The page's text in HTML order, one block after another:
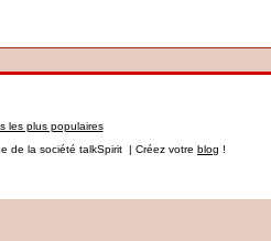
les plus populaires
de la société talkSpirit | Créez votre blog !